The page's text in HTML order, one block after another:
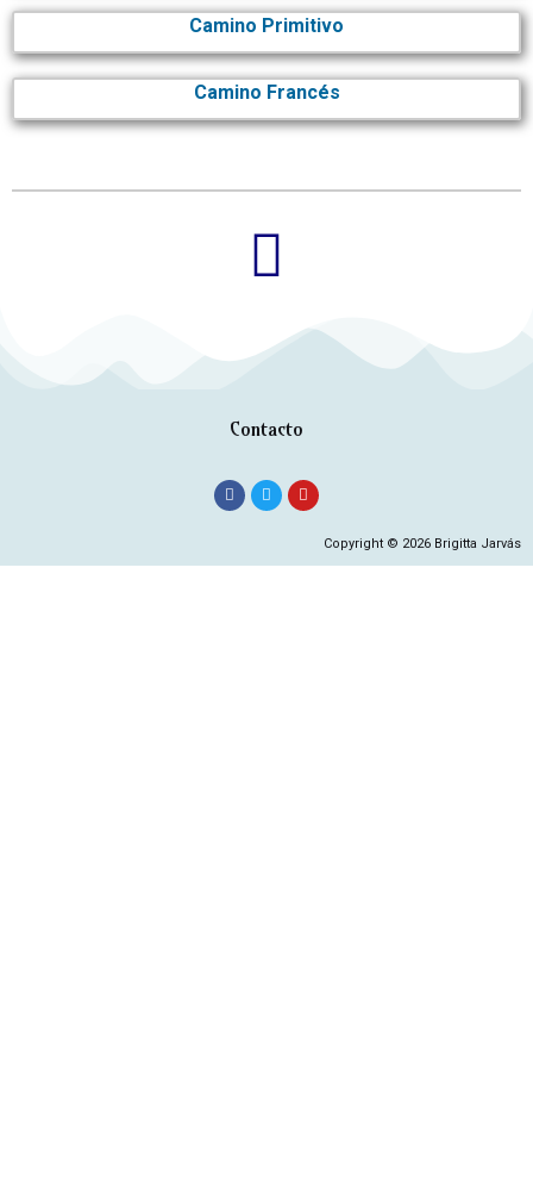
Camino Primitivo
Camino Francés
Contacto
Copyright © 2026 Brigitta Jarvás